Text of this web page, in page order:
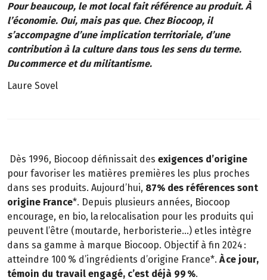
Pour beaucoup, le mot local fait référence au produit. À
l’économie. Oui, mais pas que. Chez Biocoop, il
s’accompagne d’une implication territoriale, d’une
contribution à la culture dans tous les sens du terme.
Du commerce et du militantisme.
Laure Sovel
Dès 1996, Biocoop définissait des exigences d’origine
pour favoriser les matières premières les plus proches
dans ses produits. Aujourd’hui, 87% des références sont
origine France*. Depuis plusieurs années, Biocoop
encourage, en bio, la relocalisation pour les produits qui
peuvent l’être (moutarde, herboristerie…) et les intègre
dans sa gamme à marque Biocoop. Objectif à fin 2024 :
atteindre 100 % d’ingrédients d’origine France*. À ce jour,
témoin du travail engagé, c’est déjà 99 %.